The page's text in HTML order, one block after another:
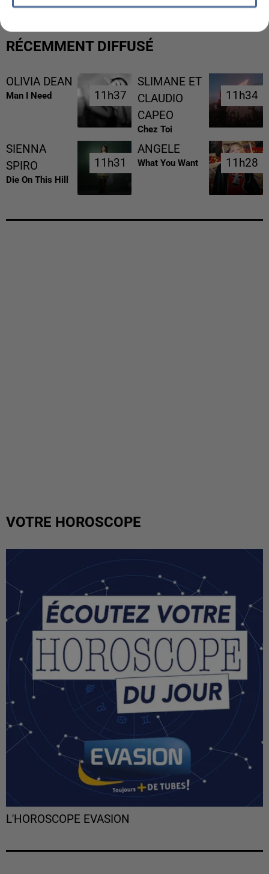
RÉCEMMENT DIFFUSÉ
OLIVIA DEAN
Man I Need 11h37
11h37
SLIMANE ET
CLAUDIO
CAPEO
Chez Toi
11h34
11h34
SIENNA
SPIRO
Die On This Hill
11h31
11h31
ANGELE
What You Want 11h28
11h28
VOTRE HOROSCOPE
L'HOROSCOPE EVASION